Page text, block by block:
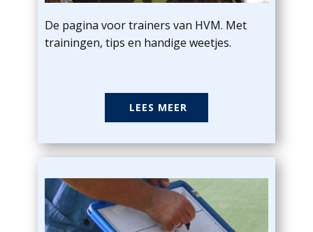
De pagina voor trainers van HVM. Met
trainingen, tips en handige weetjes.
LEES MEER